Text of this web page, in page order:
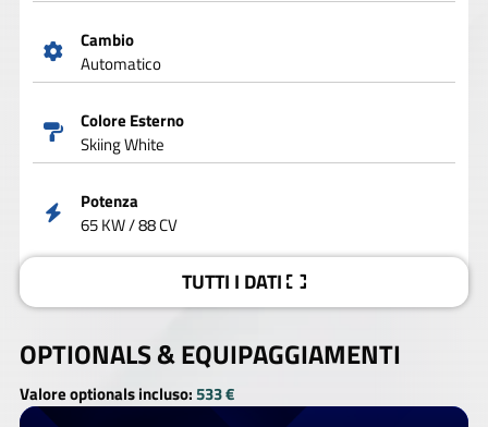
Cambio
Automatico
Colore Esterno
Skiing White
Potenza
65 KW / 88 CV
TUTTI I DATI
OPTIONALS &EQUIPAGGIAMENTI
Valore optionals incluso:533 €